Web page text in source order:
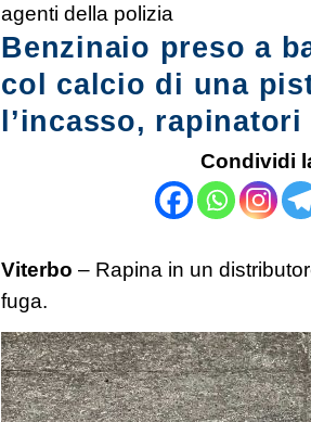
agenti della polizia
Benzinaio preso a
col calcio di una
l’incasso,
Condividi
Viterbo – Rapina in un
fuga.